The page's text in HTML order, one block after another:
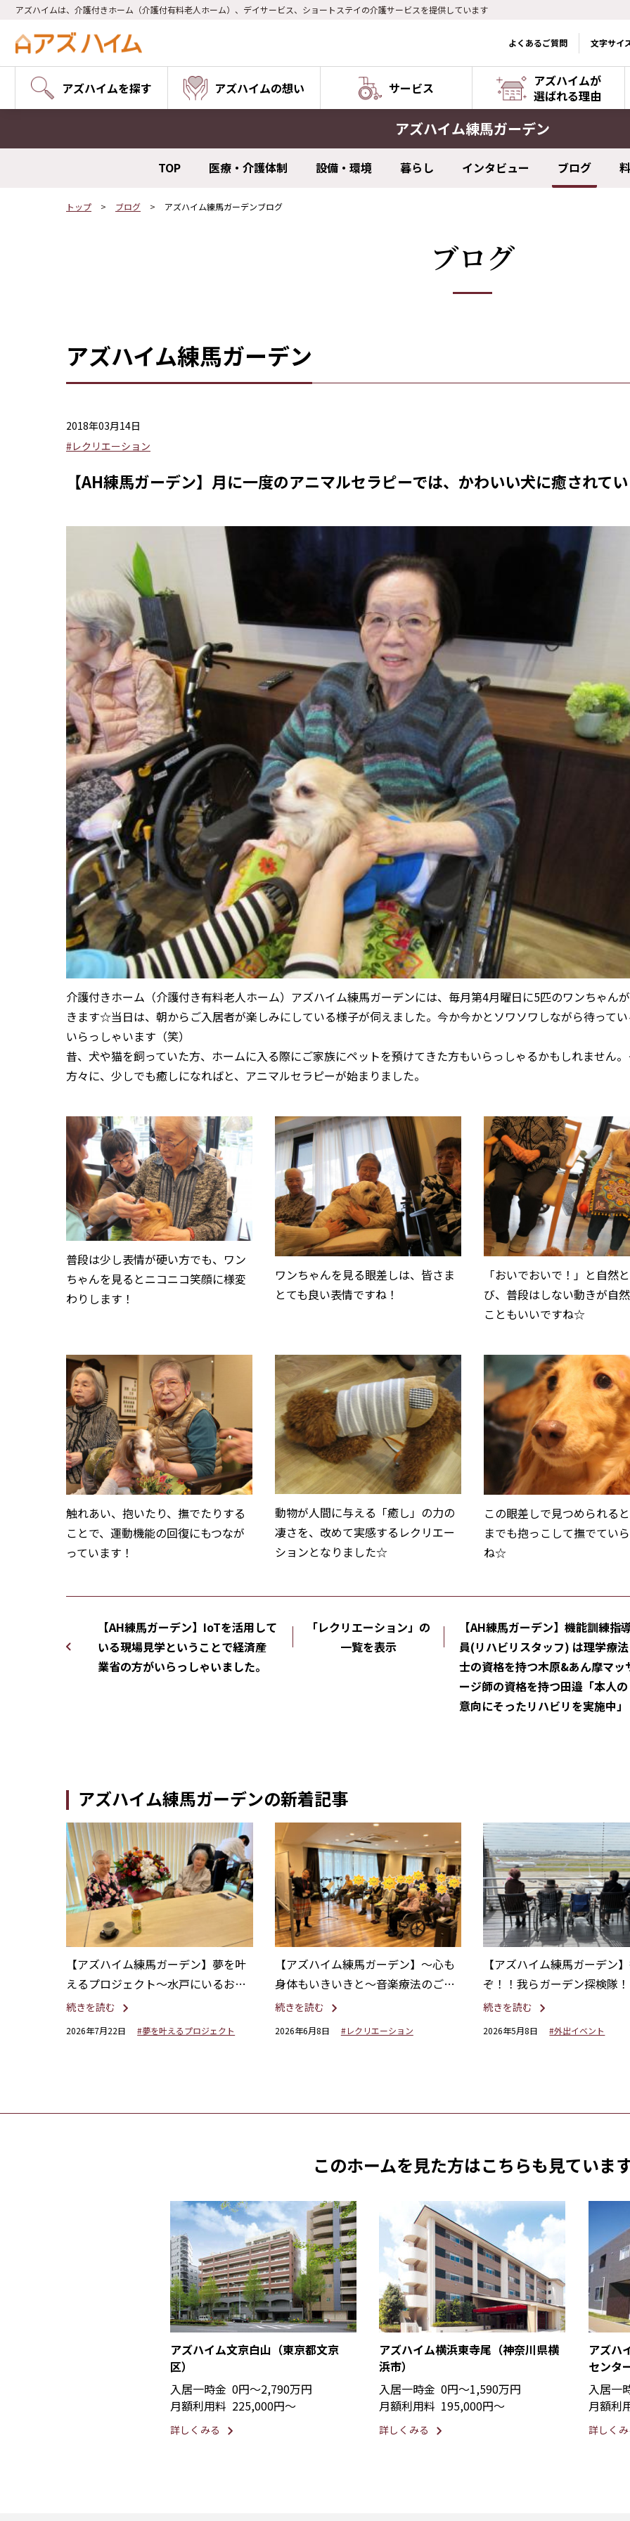
アズハイムは、介護付きホーム（介護付有料老人ホーム）、デイサービス、ショートステイの介護サービスを提供しています
よくあるご質問 文字サイ
アズハイムを探す アズハイムの想い サービス
アズハイムが
選ばれる理由
アズハイム練馬ガーデン
TOP 医療・介護体制 設備・環境 暮らし インタビュー ブログ
トップ ブログ アズハイム練馬ガーデンブログ
ブログ
アズハイム練馬ガーデン
2018年03月14日
#レクリエーション
【AH練馬ガーデン】月に一度のアニマルセラピーでは、かわいい犬に癒されて
介護付きホーム（介護付き有料老人ホーム）アズハイム練馬ガーデンには、毎月第4月曜日に5匹のワンちゃん
きます☆当日は、朝からご入居者が楽しみにしている様子が伺えました。今か今かとソワソワしながら待って
いらっしゃいます（笑）
昔、犬や猫を飼っていた方、ホームに入る際にご家族にペットを預けてきた方もいらっしゃるかもしれません
方々に、少しでも癒しになればと、アニマルセラピーが始まりました。
普段は少し表情が硬い方でも、ワン
ちゃんを見るとニコニコ笑顔に様変
わりします！
ワンちゃんを見る眼差しは、皆さま
とても良い表情ですね！
「おいでおいで！」と自然
び、普段はしない動きが自
こともいいですね☆
触れあい、抱いたり、撫でたりする
ことで、運動機能の回復にもつなが
っています！
動物が人間に与える「癒し」の力の
凄さを、改めて実感するレクリエー
ションとなりました☆
この眼差しで見つめられる
までも抱っこして撫でてい
ね☆
【AH練馬ガーデン】IoTを活用して
いる現場見学ということで経済産
業省の方がいらっしゃいました。
【AH練馬ガーデン】機能訓練指
員(リハビリスタッフ) は理学療法
士の資格を持つ木原&あん摩マッ
ージ師の資格を持つ田邉「本人の
意向にそったリハビリを実施中」
「レクリエーション」の
一覧を表示
アズハイム練馬ガーデンの新着記事
【アズハイム練馬ガーデン】夢を叶
えるプロジェクト〜水戸にいるお姉
様に想いを馳せて〜
続きを読む
2026年7月22日 #夢を叶えるプロジェクト
【アズハイム練馬ガーデン】〜心も
身体もいきいきと〜音楽療法のご紹
介！
続きを読む
2026年6月8日 #レクリエーション
【アズハイム練馬ガーデン
ぞ！！我らガーデン探検隊
続きを読む
2026年5月8日 #外出イベント
このホームを見た方はこちらも見ていま
アズハイム文京白山（東京都文京
区）
入居一時金 0円〜2,790万円
月額利用料 225,000円〜
詳しくみる
アズハイム横浜東寺尾（神奈川県横
浜市）
入居一時金 0円〜1,590万円
月額利用料 195,000円〜
詳しくみる
アズハ
センタ
入居一
月額利
詳しく